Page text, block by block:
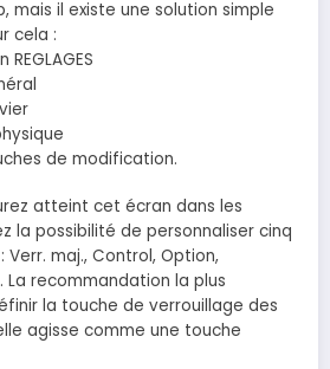
mais il existe une solution simple
cela :
de modification.
atteint cet écran dans les
la possibilité de personnaliser cinq
maj., Control, Option,
recommandation la plus
la touche de verrouillage des
agisse comme une touche